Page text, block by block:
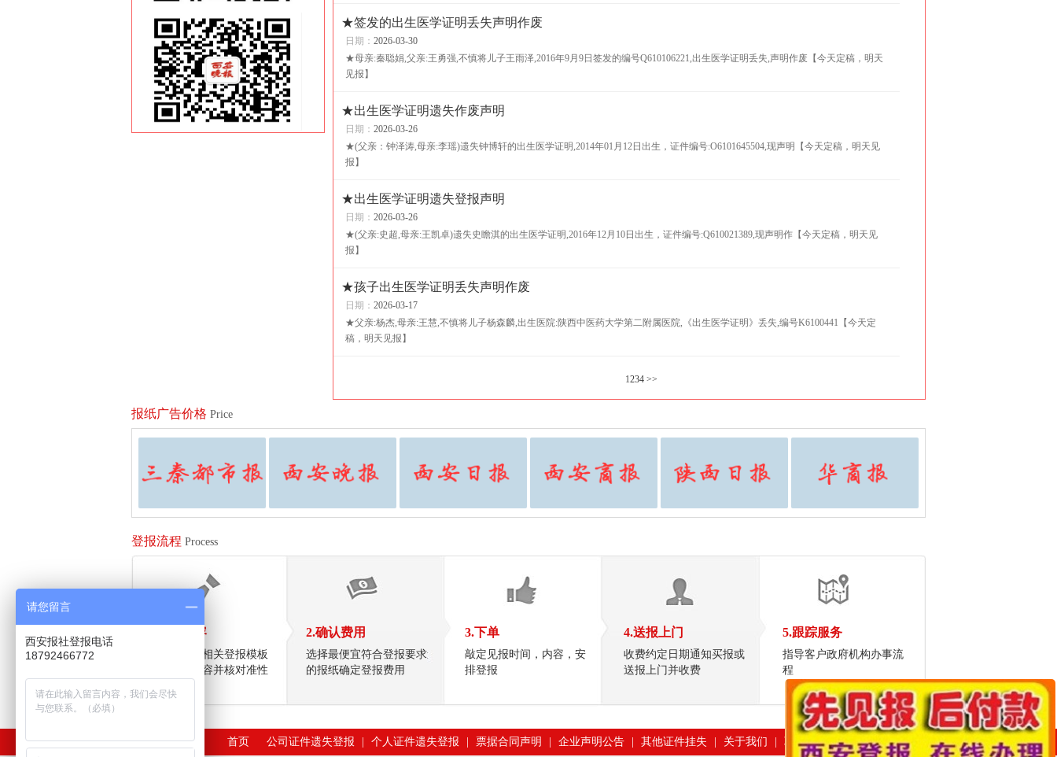
★签发的出生医学证明丢失声明作废
日期： 2026-03-30
★母亲:秦聪娟,父亲:王勇强,不慎将儿子王雨泽,2016年9月9日签发的编号Q610106221,出生医学证明丢失,声明作废【今天定稿，明天
见报】
★出生医学证明遗失作废声明
日期： 2026-03-26
★(父亲：钟泽涛,母亲:李瑶)遗失钟博轩的出生医学证明,2014年01月12日出生，证件编号:O6101645504,现声明【今天定稿，明天见
报】
★出生医学证明遗失登报声明
日期： 2026-03-26
★(父亲:史超,母亲:王凯卓)遗失史瞻淇的出生医学证明,2016年12月10日出生，证件编号:Q610021389,现声明作【今天定稿，明天见
报】
★孩子出生医学证明丢失声明作废
日期： 2026-03-17
★父亲:杨杰,母亲:王慧,不慎将儿子杨森麟,出生医院:陕西中医药大学第二附属医院,《出生医学证明》丢失,编号K6100441【今天定
稿，明天见报】
1234 >>
报纸广告价格 Price
登报流程 Process
1.拟定内容
向客服索要相关登报模板
填好登报内容并核对准性
2.确认费用
选择最便宜符合登报要求
的报纸确定登报费用
3.下单
敲定见报时间，内容，安
排登报
4.送报上门
收费约定日期通知买报或
送报上门并收费
5.跟踪服务
指导客户政府机构办事流
程
首页 公司证件遗失登报 个人证件遗失登报 票据合同声明 企业声明公告 其他证件挂失 关于我们 联系我们 |
请您留言
西安报社登报电话
18792466772